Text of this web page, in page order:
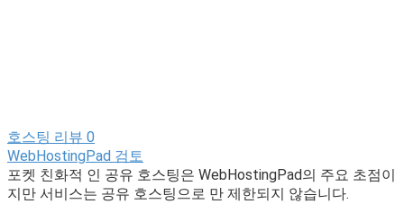
호스팅 리뷰 0
WebHostingPad 검토
포켓 친화적 인 공유 호스팅은 WebHostingPad의 주요 초점이
지만 서비스는 공유 호스팅으로 만 제한되지 않습니다.